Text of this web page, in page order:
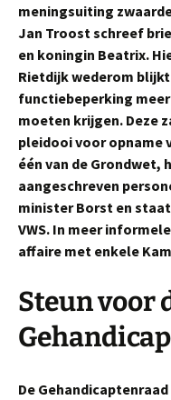
meningsuiting
Jan Troost schreef
en koningin Beatrix.
Rietdijk wederom
functiebeperking
moeten krijgen. Deze
pleidooi voor opname
één van de
aangeschreven
minister Borst en
VWS. In meer
affaire met enkele
Steun voor
De